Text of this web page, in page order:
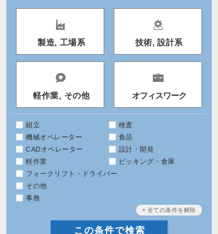
製造, 工場系 技術, 設計系
軽作業, その他 オフィスワーク
組立
検査
機械オペレーター
食品
CADオペレーター
設計・開発
軽作業
ピッキング・倉庫
フォークリフト・ドライバー
その他
事務
× 全ての条件を解除